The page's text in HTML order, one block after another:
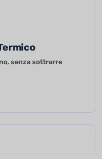
senza sottrarre